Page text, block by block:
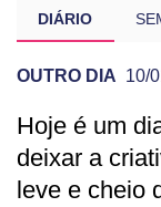
DIÁRIO
OUTRO DIA 10/
PREVISÃO
Hoje é um
deixar a
leve e cheio